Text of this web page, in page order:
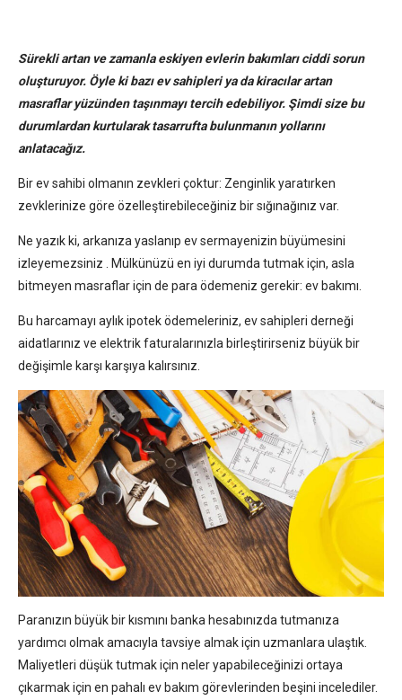
Sürekli artan ve zamanla eskiyen evlerin bakımları ciddi sorun
oluşturuyor. Öyle ki bazı ev sahipleri ya da kiracılar artan
masraflar yüzünden taşınmayı tercih edebiliyor. Şimdi size bu
durumlardan kurtularak tasarrufta bulunmanın yollarını
anlatacağız.
Bir ev sahibi olmanın zevkleri çoktur: Zenginlik yaratırken
zevklerinize göre özelleştirebileceğiniz bir sığınağınız var.
Ne yazık ki, arkanıza yaslanıp ev sermayenizin büyümesini
izleyemezsiniz . Mülkünüzü en iyi durumda tutmak için, asla
bitmeyen masraflar için de para ödemeniz gerekir: ev bakımı.
Bu harcamayı aylık ipotek ödemeleriniz, ev sahipleri derneği
aidatlarınız ve elektrik faturalarınızla birleştirirseniz büyük bir
değişimle karşı karşıya kalırsınız.
Paranızın büyük bir kısmını banka hesabınızda tutmanıza
yardımcı olmak amacıyla tavsiye almak için uzmanlara ulaştık.
Maliyetleri düşük tutmak için neler yapabileceğinizi ortaya
çıkarmak için en pahalı ev bakım görevlerinden beşini incelediler.